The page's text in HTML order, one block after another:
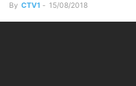
By CTV1 - 15/08/2018